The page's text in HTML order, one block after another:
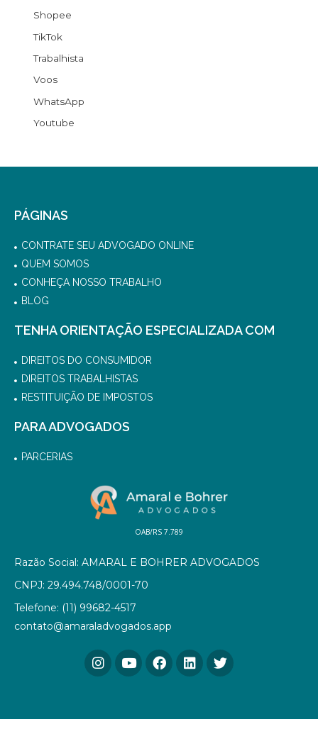
Shopee
TikTok
Trabalhista
Voos
WhatsApp
Youtube
PÁGINAS
CONTRATE SEU ADVOGADO ONLINE
QUEM SOMOS
CONHEÇA NOSSO TRABALHO
BLOG
TENHA ORIENTAÇÃO ESPECIALIZADA COM
DIREITOS DO CONSUMIDOR
DIREITOS TRABALHISTAS
RESTITUIÇÃO DE IMPOSTOS
PARA ADVOGADOS
PARCERIAS
OAB/RS 7.789
Razão Social: AMARAL E BOHRER ADVOGADOS
CNPJ: 29.494.748/0001-70
Telefone: (11) 99682-4517
contato@amaraladvogados.app